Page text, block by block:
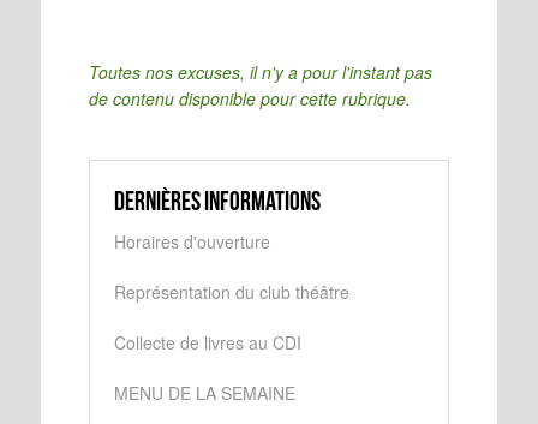
Toutes nos excuses, il n'y a pour l'instant pas
de contenu disponible pour cette rubrique.
Dernières informations
Horaires d'ouverture
Représentation du club théâtre
Collecte de livres au CDI
MENU DE LA SEMAINE